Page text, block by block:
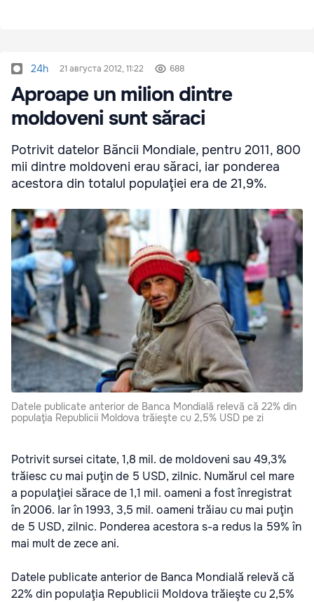
24h 21 августа 2012, 11:22 688
Aproape un milion dintre
moldoveni sunt săraci
Potrivit datelor Băncii Mondiale, pentru 2011, 800
mii dintre moldoveni erau săraci, iar ponderea
acestora din totalul populaţiei era de 21,9%.
Datele publicate anterior de Banca Mondială relevă că 22% din
populaţia Republicii Moldova trăieşte cu 2,5% USD pe zi
Potrivit sursei citate, 1,8 mil. de moldoveni sau 49,3%
trăiesc cu mai puţin de 5 USD, zilnic. Numărul cel mare
a populaţiei sărace de 1,1 mil. oameni a fost înregistrat
în 2006. Iar în 1993, 3,5 mil. oameni trăiau cu mai puţin
de 5 USD, zilnic. Ponderea acestora s-a redus la 59% în
mai mult de zece ani.
Datele publicate anterior de Banca Mondială relevă că
22% din populaţia Republicii Moldova trăieşte cu 2,5%